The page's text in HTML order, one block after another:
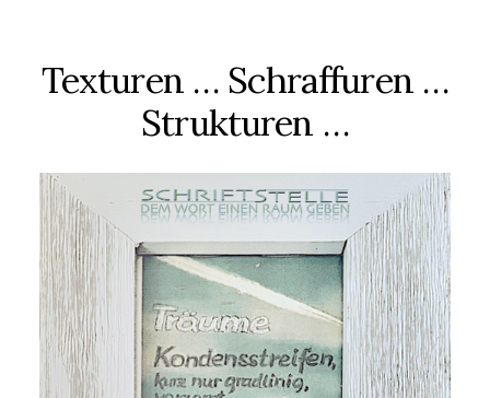
Texturen … Schraffuren …
Strukturen …